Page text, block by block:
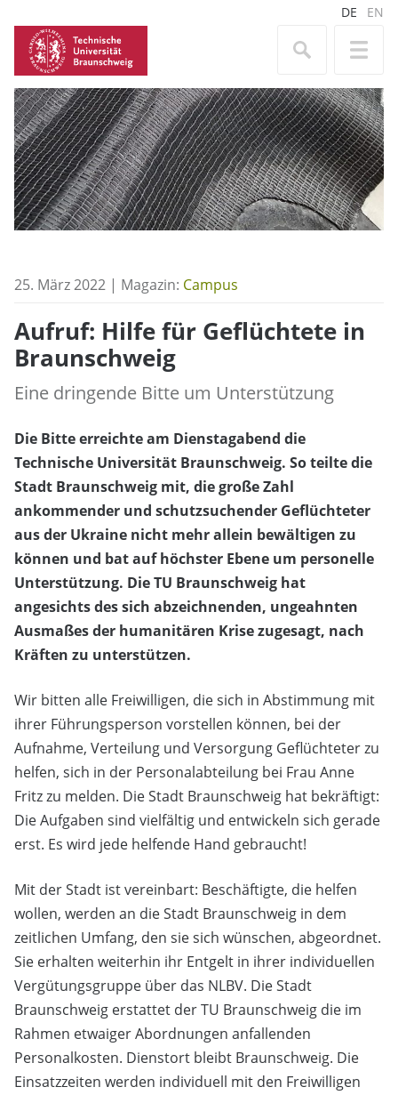
DE EN
25. März 2022 | Magazin: Campus
Aufruf: Hilfe für Geflüchtete in
Braunschweig
Eine dringende Bitte um Unterstützung
Die Bitte erreichte am Dienstagabend die
Technische Universität Braunschweig. So teilte die
Stadt Braunschweig mit, die große Zahl
ankommender und schutzsuchender Geflüchteter
aus der Ukraine nicht mehr allein bewältigen zu
können und bat auf höchster Ebene um personelle
Unterstützung. Die TU Braunschweig hat
angesichts des sich abzeichnenden, ungeahnten
Ausmaßes der humanitären Krise zugesagt, nach
Kräften zu unterstützen.
Wir bitten alle Freiwilligen, die sich in Abstimmung mit
ihrer Führungsperson vorstellen können, bei der
Aufnahme, Verteilung und Versorgung Geflüchteter zu
helfen, sich in der Personalabteilung bei Frau Anne
Fritz zu melden. Die Stadt Braunschweig hat bekräftigt:
Die Aufgaben sind vielfältig und entwickeln sich gerade
erst. Es wird jede helfende Hand gebraucht!
Mit der Stadt ist vereinbart: Beschäftigte, die helfen
wollen, werden an die Stadt Braunschweig in dem
zeitlichen Umfang, den sie sich wünschen, abgeordnet.
Sie erhalten weiterhin ihr Entgelt in ihrer individuellen
Vergütungsgruppe über das NLBV. Die Stadt
Braunschweig erstattet der TU Braunschweig die im
Rahmen etwaiger Abordnungen anfallenden
Personalkosten. Dienstort bleibt Braunschweig. Die
Einsatzzeiten werden individuell mit den Freiwilligen